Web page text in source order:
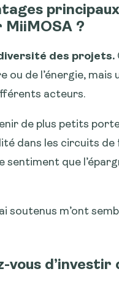
MiiMOSA ?
des projets.
ou de l’énergie, mais
acteurs.
de plus petits
dans les circuits de
sentiment que
soutenus m’ont
vous d’investir